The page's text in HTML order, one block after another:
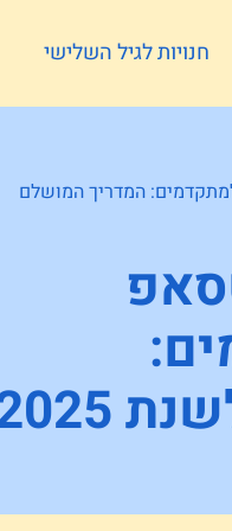
חנויות לגיל השלישי
למתקדמים: המדריך המושלם